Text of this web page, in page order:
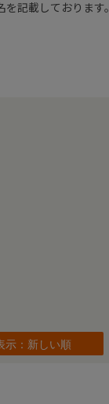
を記載しておりま
示：新しい順